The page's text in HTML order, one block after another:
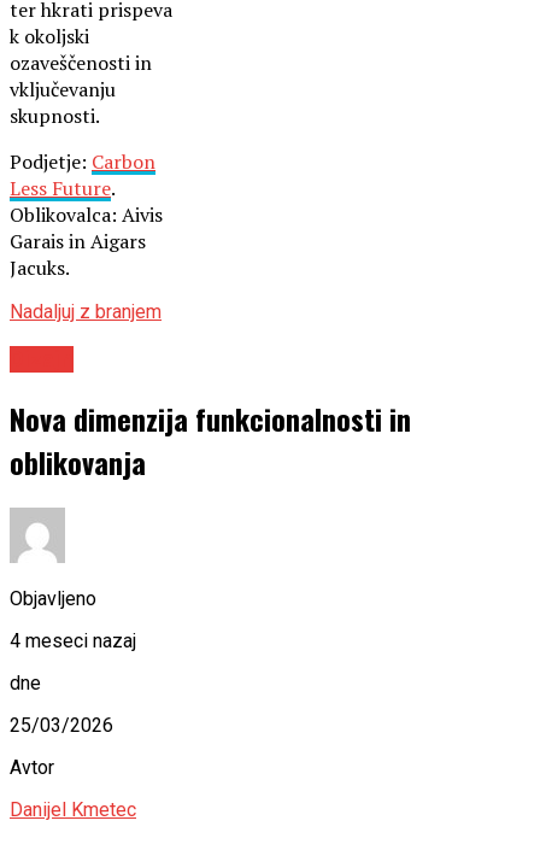
ter hkrati prispeva
k okoljski
ozaveščenosti in
vključevanju
skupnosti.
Podjetje: Carbon
Less Future.
Oblikovalca: Aivis
Garais in Aigars
Jacuks.
Nadaljuj z branjem
Nova dimenzija funkcionalnosti in
oblikovanja
Objavljeno
4 meseci nazaj
dne
25/03/2026
Avtor
Danijel Kmetec